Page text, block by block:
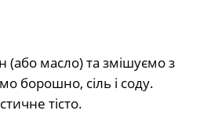
масло) та змішуємо з
борошно, сіль і соду.
тісто.